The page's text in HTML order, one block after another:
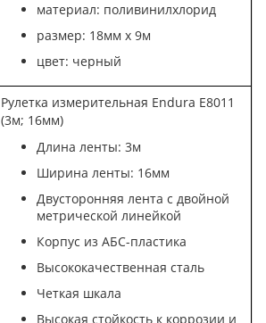
материал: поливинилхлорид
размер: 18мм x 9м
цвет: черный
Рулетка измерительная Endura E8011
(3м; 16мм)
Длина ленты: 3м
Ширина ленты: 16мм
Двусторонняя лента с двойной
метрической линейкой
Корпус из АБС-пластика
Высококачественная сталь
Четкая шкала
Высокая стойкость к коррозии и